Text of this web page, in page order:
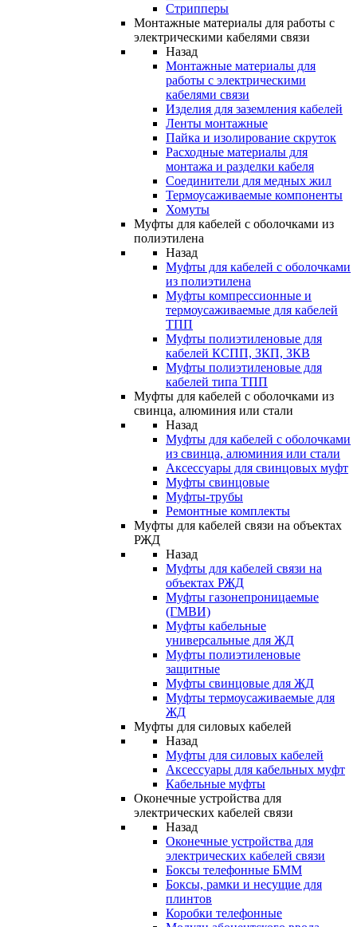
Стрипперы
Монтажные материалы для работы с
электрическими кабелями связи
Назад
Монтажные материалы для
работы с электрическими
кабелями связи
Изделия для заземления кабелей
Ленты монтажные
Пайка и изолирование скруток
Расходные материалы для
монтажа и разделки кабеля
Соединители для медных жил
Термоусаживаемые компоненты
Хомуты
Муфты для кабелей с оболочками из
полиэтилена
Назад
Муфты для кабелей с оболочками
из полиэтилена
Муфты компрессионные и
термоусаживаемые для кабелей
ТПП
Муфты полиэтиленовые для
кабелей КСПП, ЗКП, ЗКВ
Муфты полиэтиленовые для
кабелей типа ТПП
Муфты для кабелей с оболочками из
свинца, алюминия или стали
Назад
Муфты для кабелей с оболочками
из свинца, алюминия или стали
Аксессуары для свинцовых муфт
Муфты свинцовые
Муфты-трубы
Ремонтные комплекты
Муфты для кабелей связи на объектах
РЖД
Назад
Муфты для кабелей связи на
объектах РЖД
Муфты газонепроницаемые
(ГМВИ)
Муфты кабельные
универсальные для ЖД
Муфты полиэтиленовые
защитные
Муфты свинцовые для ЖД
Муфты термоусаживаемые для
ЖД
Муфты для силовых кабелей
Назад
Муфты для силовых кабелей
Аксессуары для кабельных муфт
Кабельные муфты
Оконечные устройства для
электрических кабелей связи
Назад
Оконечные устройства для
электрических кабелей связи
Боксы телефонные БММ
Боксы, рамки и несущие для
плинтов
Коробки телефонные